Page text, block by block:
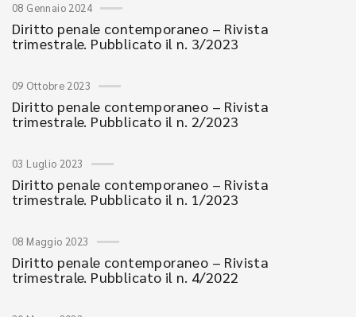
08 Gennaio 2024
Diritto penale contemporaneo – Rivista
trimestrale. Pubblicato il n. 3/2023
09 Ottobre 2023
Diritto penale contemporaneo – Rivista
trimestrale. Pubblicato il n. 2/2023
03 Luglio 2023
Diritto penale contemporaneo – Rivista
trimestrale. Pubblicato il n. 1/2023
08 Maggio 2023
Diritto penale contemporaneo – Rivista
trimestrale. Pubblicato il n. 4/2022